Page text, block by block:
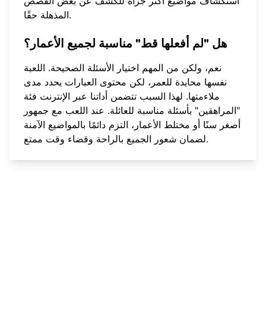
المذهلة حقًا.
هل "لم أفعلها قط" مناسبة لجميع الأعمار؟
نعم، ولكن من المهم اختيار الأسئلة الصحيحة. اللعبة
نفسها محايدة للعمر، لكن محتوى العبارات يحدد مدى
ملاءمتها. لهذا السبب تتضمن أداتنا عبر الإنترنت فئة
"المراهقين" بأسئلة مناسبة للعائلة. عند اللعب مع جمهور
أصغر سنًا أو مختلط الأعمار، التزم دائمًا بالمواضيع الآمنة
لضمان شعور الجميع بالراحة وقضاء وقت ممتع.